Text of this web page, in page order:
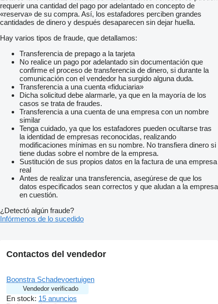
requerir una cantidad del pago por adelantado en concepto de
«reserva» de su compra. Así, los estafadores perciben grandes
cantidades de dinero y después desaparecen sin dejar huella.
Hay varios tipos de fraude, que detallamos:
Transferencia de prepago a la tarjeta
No realice un pago por adelantado sin documentación que
confirme el proceso de transferencia de dinero, si durante la
comunicación con el vendedor ha surgido alguna duda.
Transferencia a una cuenta «fiduciaria»
Dicha solicitud debe alarmarle, ya que en la mayoría de los
casos se trata de fraudes.
Transferencia a una cuenta de una empresa con un nombre
similar
Tenga cuidado, ya que los estafadores pueden ocultarse tras
la identidad de empresas reconocidas, realizando
modificaciones mínimas en su nombre. No transfiera dinero si
tiene dudas sobre el nombre de la empresa.
Sustitución de sus propios datos en la factura de una empresa
real
Antes de realizar una transferencia, asegúrese de que los
datos especificados sean correctos y que aludan a la empresa
en cuestión.
¿Detectó algún fraude?
Infórmenos de lo sucedido
Contactos del vendedor
Boonstra Schadevoertuigen
Vendedor verificado
En stock: 15 anuncios